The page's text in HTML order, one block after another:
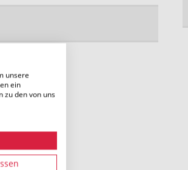
unsere
ein
zu den von uns